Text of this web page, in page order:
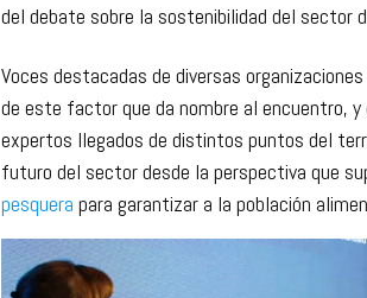
del debate sobre la sostenibilidad del sector
Voces destacadas de diversas
de este factor que da nombre al encuentro, y
expertos llegados de distintos puntos del
futuro del sector desde la perspectiva que
pesquera para garantizar a la población